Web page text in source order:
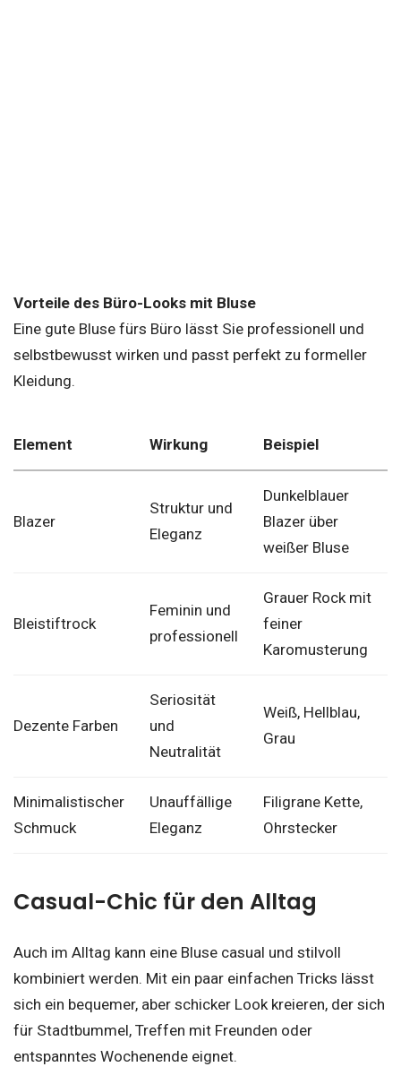
Vorteile des Büro-Looks mit Bluse
Eine gute Bluse fürs Büro lässt Sie professionell und
selbstbewusst wirken und passt perfekt zu formeller
Kleidung.
Element Wirkung Beispiel
Blazer
Struktur und
Eleganz
Dunkelblauer
Blazer über
weißer Bluse
Bleistiftrock
Feminin und
professionell
Grauer Rock mit
feiner
Karomusterung
Dezente Farben
Seriosität
und
Neutralität
Weiß, Hellblau,
Grau
Minimalistischer
Schmuck
Unauffällige
Eleganz
Filigrane Kette,
Ohrstecker
Casual-Chic für den Alltag
Auch im Alltag kann eine Bluse casual und stilvoll
kombiniert werden. Mit ein paar einfachen Tricks lässt
sich ein bequemer, aber schicker Look kreieren, der sich
für Stadtbummel, Treffen mit Freunden oder
entspanntes Wochenende eignet.